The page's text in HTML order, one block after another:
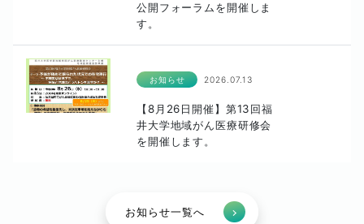
公開フォーラムを開催しま
す。
お知らせ 2026.07.13
【8月26日開催】第13回福
井大学地域がん医療研修会
を開催します。
お知らせ一覧へ